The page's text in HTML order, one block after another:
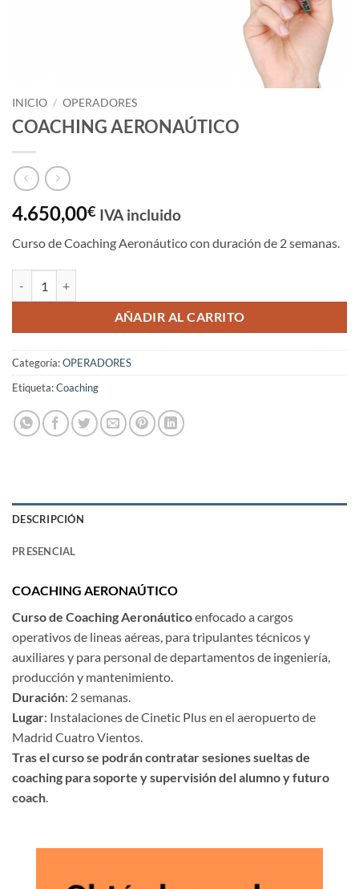
INICIO / OPERADORES
COACHING AERONAÚTICO
4.650,00€ IVA incluido
Curso de Coaching Aeronáutico con duración de 2 semanas.
AÑADIR AL CARRITO
Categoría:OPERADORES
Etiqueta:Coaching
DESCRIPCIÓN
PRESENCIAL
COACHING AERONAÚTICO
Curso de Coaching Aeronáuticoenfocado a cargos
operativos de lineas aéreas, para tripulantes técnicos y
auxiliares y para personal de departamentos de ingeniería,
producción y mantenimiento.
Duración: 2 semanas.
Lugar: Instalaciones de Cinetic Plus en el aeropuerto de
Madrid Cuatro Vientos.
Tras el curso se podrán contratar sesiones sueltas de
coaching para soporte y supervisión del alumno y futuro
coach.